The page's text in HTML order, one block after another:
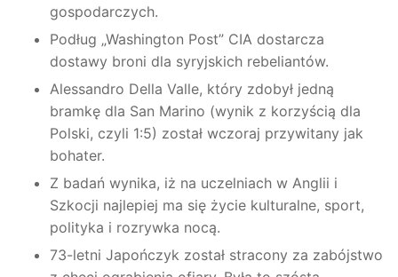
gospodarczych.
Podług „Washington Post” CIA dostarcza
dostawy broni dla syryjskich rebeliantów.
Alessandro Della Valle, który zdobył jedną
bramkę dla San Marino (wynik z korzyścią dla
Polski, czyli 1:5) został wczoraj przywitany jak
bohater.
Z badań wynika, iż na uczelniach w Anglii i
Szkocji najlepiej ma się życie kulturalne, sport,
polityka i rozrywka nocą.
73-letni Japończyk został stracony za zabójstwo